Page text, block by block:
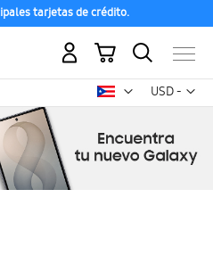
tarjetas de crédito.
USD -
dólar
Mi carrito